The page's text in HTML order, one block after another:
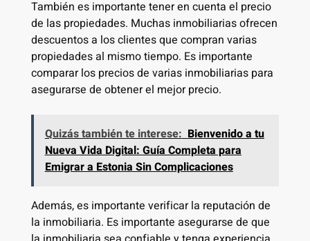
También es importante tener en cuenta el precio
de las propiedades. Muchas inmobiliarias ofrecen
descuentos a los clientes que compran varias
propiedades al mismo tiempo. Es importante
comparar los precios de varias inmobiliarias para
asegurarse de obtener el mejor precio.
Quizás también te interese: Bienvenido a tu
Nueva Vida Digital: Guía Completa para
Emigrar a Estonia Sin Complicaciones
Además, es importante verificar la reputación de
la inmobiliaria. Es importante asegurarse de que